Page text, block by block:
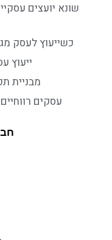
שונא יועצים
כשייעוץ לעסק
ייעוץ
מבניית
עסקים